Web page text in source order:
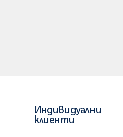
Индивидуални
клиенти